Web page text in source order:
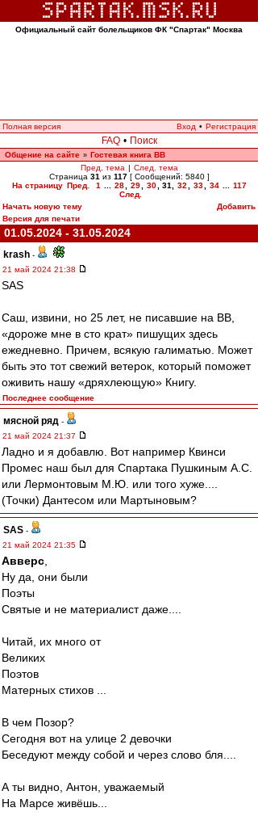
Официальный сайт болельщиков ФК "Спартак" Москва
Полная версия Вход • Регистрация
FAQ • Поиск
Общение на сайте » Гостевая книга ВВ
Пред. тема | След. тема
Страница 31 из 117[ Сообщений: 5840 ]
На страницу Пред. 1 28 29 30 31 32 33 34
117
След.
Начать новую тему
Добавить
Версия для печати
01.05.2024 - 31.05.2024
krash -
21 май 2024 21:38
SAS
Саш, извини, но 25 лет, не писавшие на ВВ,
«дороже мне в сто крат» пишущих здесь
ежедневно. Причем, всякую галиматью. Может
быть это тот свежий ветерок, который поможет
оживить нашу «дряхлеющую» Книгу.
Последнее сообщение
мясной ряд -
21 май 2024 21:37
Ладно и я добавлю. Вот например Квинси
Промес наш был для Спартака Пушкиным А.С.
или Лермонтовым М.Ю. или того хуже....
(Точки) Дантесом или Мартыновым?
SAS -
21 май 2024 21:35
Авверс
Ну да, они были
Поэты
Святые и не материалист даже....
Читай, их много от
Великих
Поэтов
Матерных стихов ...
В чем Позор?
Сегодня вот на улице 2 девочки
Беседуют между собой и через слово бля....
А ты видно, Антон, уважаемый
На Марсе живёшь...